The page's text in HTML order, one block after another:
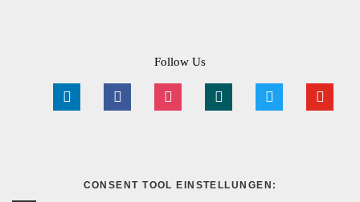
Follow Us
linkedin facebook instagram xing twitter youtube
CONSENT TOOL EINSTELLUNGEN: